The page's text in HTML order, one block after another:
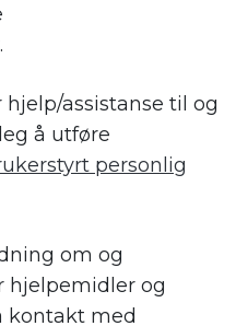
.
hjelp/assistanse til og
å utføre
personlig
om og
hjelpemidler og
kontakt med